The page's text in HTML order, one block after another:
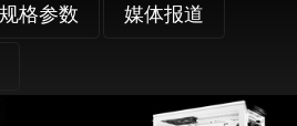
规格参数 媒体报道